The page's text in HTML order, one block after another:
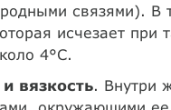
связями). В
исчезает при
4°С.
вязкость. Внутри